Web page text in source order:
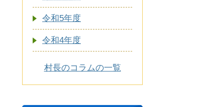
令和5年度
令和4年度
村長のコラムの一覧